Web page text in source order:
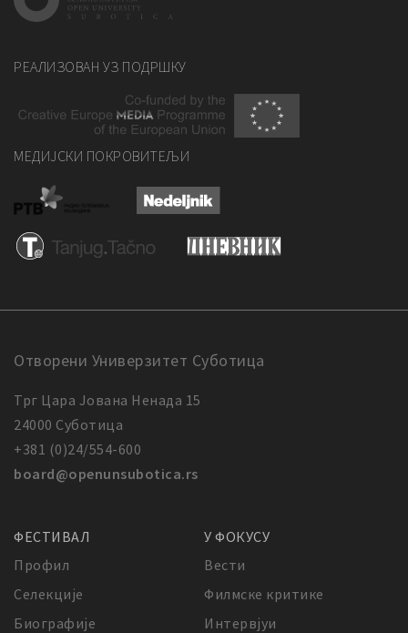
РЕАЛИЗОВАН УЗ ПОДРШКУ
МЕДИЈСКИ ПОКРОВИТЕЉИ
Отворени Универзитет Суботица
Трг Цара Јована Ненада 15
24000 Суботица
+381 (0)24/554-600
board@openunsubotica.rs
ФЕСТИВАЛ
Профил
Селекције
Биографије
У ФОКУСУ
Вести
Филмске критике
Интервјуи